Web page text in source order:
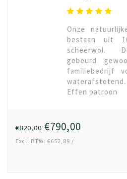
Onze
bestaan uit
scheerwol.
gebeurd
familiebedrijf
Effen patroon
€820,00 €790,00
Excl. BTW: €652,89 /